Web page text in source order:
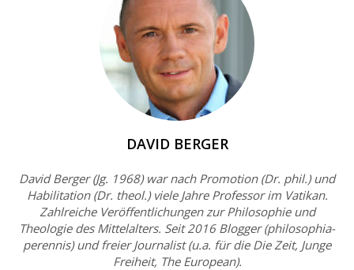
DAVID BERGER
David Berger (Jg. 1968) war nach Promotion (Dr. phil.) und
Habilitation (Dr. theol.) viele Jahre Professor im Vatikan.
Zahlreiche Veröffentlichungen zur Philosophie und
Theologie des Mittelalters. Seit 2016 Blogger (philosophia-
perennis) und freier Journalist (u.a. für die Die Zeit, Junge
Freiheit, The European).